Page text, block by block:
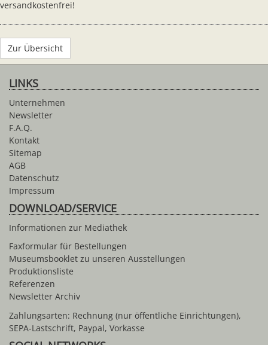
versandkostenfrei!
Zur Übersicht
LINKS
Unternehmen
Newsletter
F.A.Q.
Kontakt
Sitemap
AGB
Datenschutz
Impressum
DOWNLOAD/SERVICE
Informationen zur Mediathek
Faxformular für Bestellungen
Museumsbooklet zu unseren Ausstellungen
Produktionsliste
Referenzen
Newsletter Archiv
Zahlungsarten: Rechnung (nur öffentliche Einrichtungen),
SEPA-Lastschrift, Paypal, Vorkasse